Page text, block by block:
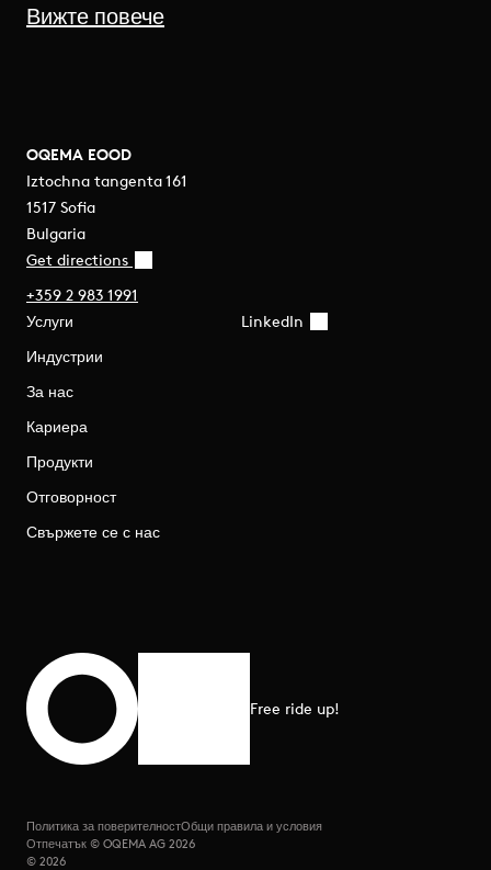
Вижте повече
OQEMA EOOD
Iztochna tangenta 161
1517 Sofia
Bulgaria
Get directions
+359 2 983 1991
Услуги
Индустрии
За нас
Кариера
Продукти
Отговорност
Свържете се с нас
LinkedIn
Scroll to top
Free ride up!
© 2026
Политика за поверителностОбщи правила и условия
Отпечатък © OQEMA AG 2026